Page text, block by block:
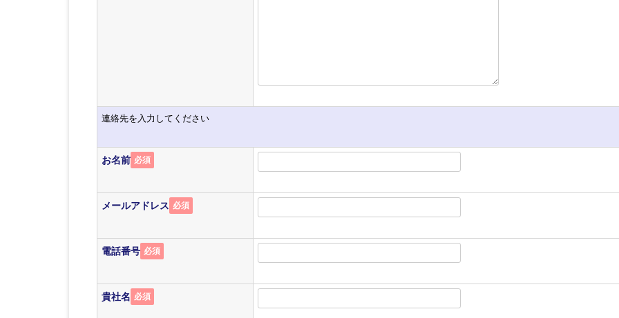
連絡先を入力してください
お名前 必須
メールアドレス 必須
電話番号 必須
貴社名 必須